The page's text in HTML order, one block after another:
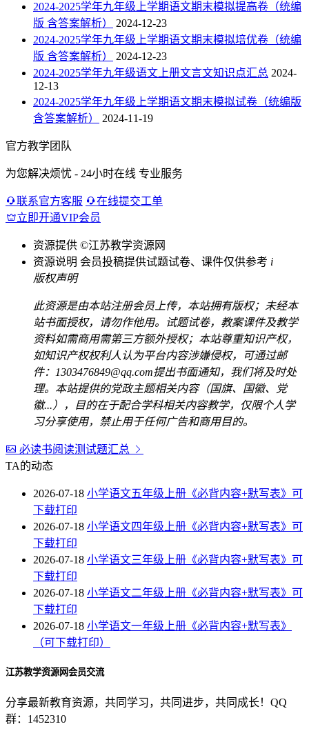
2024-2025学年九年级上学期语文期末模拟提高卷（统编
版 含答案解析）
2024-12-23
2024-2025学年九年级上学期语文期末模拟培优卷（统编
版 含答案解析）
2024-12-23
2024-2025学年九年级语文上册文言文知识点汇总 2024-
12-13
2024-2025学年九年级上学期语文期末模拟试卷（统编版
含答案解析）
2024-11-19
官方教学团队
为您解决烦忧 - 24小时在线 专业服务
联系官方客服
在线提交工单
立即开通VIP会员
资源提供 ©江苏教学资源网
资源说明 会员投稿提供试题试卷、课件仅供参考 i
版权声明
此资源是由本站注册会员上传，本站拥有版权；未经本
站书面授权，请勿作他用。试题试卷，教案课件及教学
资料如需商用需第三方额外授权；本站尊重知识产权，
如知识产权权利人认为平台内容涉嫌侵权，可通过邮
件：1303476849@qq.com提出书面通知，我们将及时处
理。本站提供的党政主题相关内容（国旗、国徽、党
徽...），目的在于配合学科相关内容教学，仅限个人学
习分享使用，禁止用于任何广告和商用目的。
必读书阅读测试题汇总
TA的动态
2026-07-18 小学语文五年级上册《必背内容+默写表》可
下载打印
2026-07-18 小学语文四年级上册《必背内容+默写表》可
下载打印
2026-07-18 小学语文三年级上册《必背内容+默写表》可
下载打印
2026-07-18 小学语文二年级上册《必背内容+默写表》可
下载打印
2026-07-18 小学语文一年级上册《必背内容+默写表》
（可下载打印）
江苏教学资源网会员交流
分享最新教育资源，共同学习，共同进步，共同成长！QQ
群：1452310